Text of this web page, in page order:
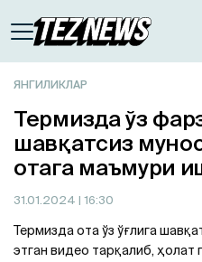
ЯНГИЛИКЛАР
Термизда ўз
шавқатсиз
отага маъмури
31.01.2024 | 16:30
Термизда ота ўз ўғлига
этган видео тарқалиб, ҳолат